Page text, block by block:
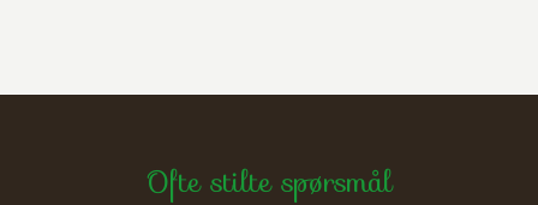
Ofte stilte spørsmål